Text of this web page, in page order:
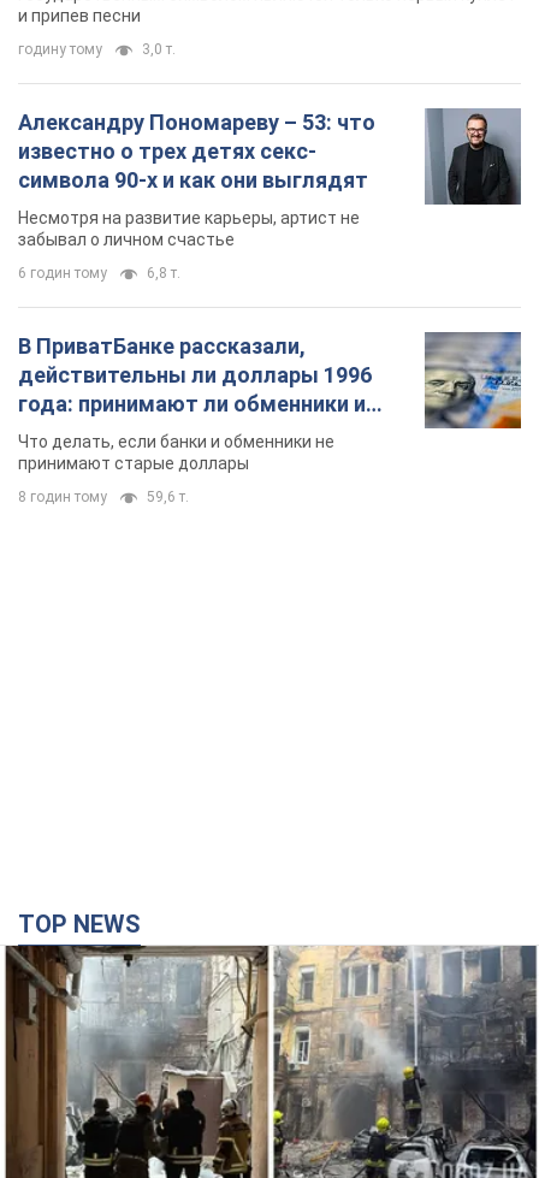
и припев песни
годину тому 3,0 т.
Александру Пономареву – 53: что
известно о трех детях секс-
символа 90-х и как они выглядят
Несмотря на развитие карьеры, артист не
забывал о личном счастье
6 годин тому 6,8 т.
В ПриватБанке рассказали,
действительны ли доллары 1996
года: принимают ли обменники и
банки такие купюры
Что делать, если банки и обменники не
принимают старые доллары
8 годин тому 59,6 т.
TOP NEWS